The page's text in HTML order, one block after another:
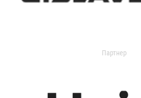
Партнер